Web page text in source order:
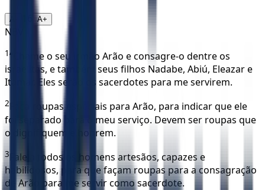
A- A+
NBV
1“Chame o seu irmão Arão e consagre-o dentre os
israelitas, e também seus filhos Nadabe, Abiú, Eleazar e
Itamar. Eles serão os sacerdotes para me servirem.
2
Faça roupas especiais para Arão, para indicar que ele
foi separado para o meu serviço. Devem ser roupas que
o dignifiquem e honrem.
3
Fale a todos os homens artesãos, capazes e
habilidosos, para que façam roupas para a consagração
de Arão para me servir como sacerdote.